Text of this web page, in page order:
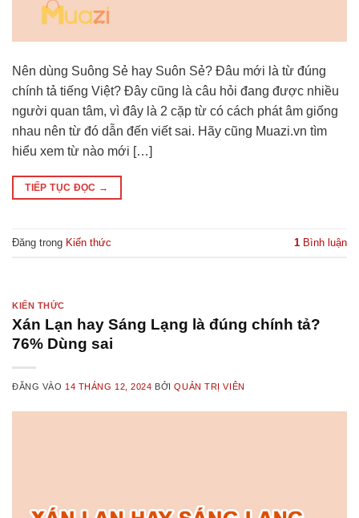
Nên dùng Suông Sẻ hay Suôn Sẻ? Đâu mới là từ đúng
chính tả tiếng Việt? Đây cũng là câu hỏi đang được nhiều
người quan tâm, vì đây là 2 cặp từ có cách phát âm giống
nhau nên từ đó dẫn đến viết sai. Hãy cũng Muazi.vn tìm
hiểu xem từ nào mới […]
TIẾP TỤC ĐỌC →
Đăng trong Kiến thức 1 Bình luận
KIẾN THỨC
Xán Lạn hay Sáng Lạng là đúng chính tả?
76% Dùng sai
ĐĂNG VÀO 14 THÁNG 12, 2024 BỞIQUẢN TRỊ VIÊN